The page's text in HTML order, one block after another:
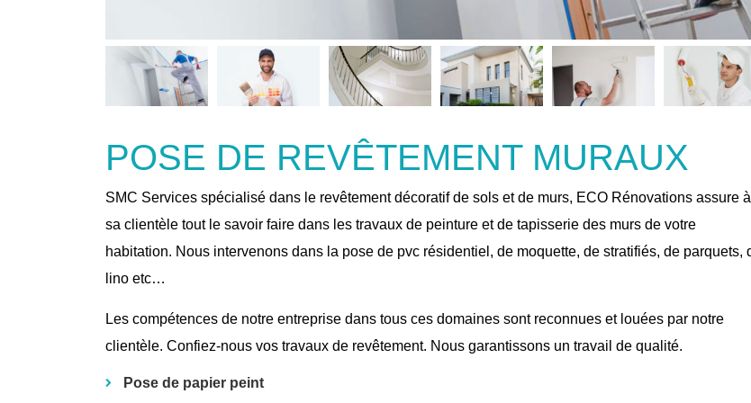
POSE DE REVÊTEMENT MURAUX
SMC Services spécialisé dans le revêtement décoratif de sols et de murs, ECO Rénovations assure à
sa clientèle tout le savoir faire dans les travaux de peinture et de tapisserie des murs de votre
habitation. Nous intervenons dans la pose de pvc résidentiel, de moquette, de stratifiés, de parquets,
lino etc…
Les compétences de notre entreprise dans tous ces domaines sont reconnues et louées par notre
clientèle. Confiez-nous vos travaux de revêtement. Nous garantissons un travail de qualité.
Pose de papier peint